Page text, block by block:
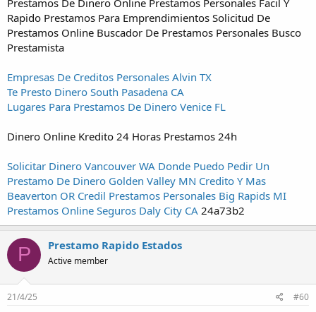
Rapido Prestamos Para Emprendimientos Solicitud De
Prestamos Online Buscador De Prestamos Personales Busco
Prestamista
Empresas De Creditos Personales Alvin TX
Te Presto Dinero South Pasadena CA
Lugares Para Prestamos De Dinero Venice FL
Dinero Online Kredito 24 Horas Prestamos 24h
Solicitar Dinero Vancouver WA Donde Puedo Pedir Un
Prestamo De Dinero Golden Valley MN Credito Y Mas
Beaverton OR Credil Prestamos Personales Big Rapids MI
Prestamos Online Seguros Daly City CA 24a73b2
P Prestamo Rapido Estados
Active member
21/4/25 #60